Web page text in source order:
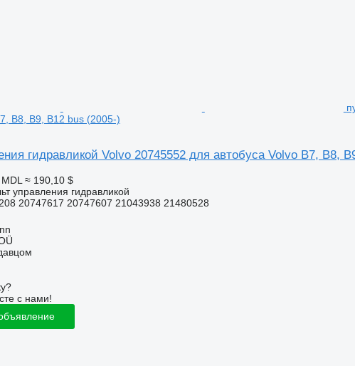
B8, B9, B12 bus (2005-)
гидравликой Volvo 20745552 для автобуса Volvo B7, B8,
≈ 190,10 $
управления гидравликой
20747617 20747607 21043938 21480528
с нами!